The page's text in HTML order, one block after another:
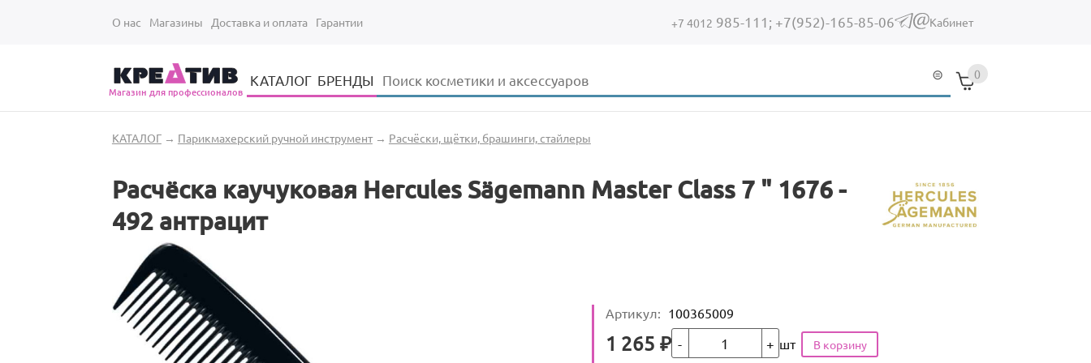
О нас Магазины Доставка и оплата Гарантии +7 4012 985-111; +7(952)-165-85-06 (link sends e-mail)
Кабинет
Магазин для профессионалов
КАТАЛОГ БРЕНДЫ Форма поиска
Поиск 0
Вы здесь
КАТАЛОГ→ Парикмахерский ручной инструмент→ Расчёски, щётки, брашинги, стайлеры
Расчёска каучуковая Hercules Sägemann Master Class 7 " 1676 -
492 антрацит
Артикул: 100365009
Цена
1 265 ₽Кол-во шт